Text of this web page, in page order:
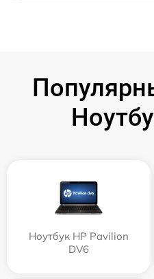
Ноутбук HP Pavilion
DV6